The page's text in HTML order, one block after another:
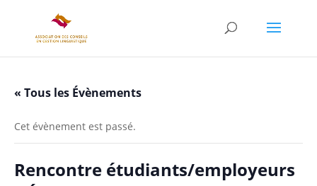
« Tous les Évènements
Cet évènement est passé.
Rencontre étudiants/employeurs